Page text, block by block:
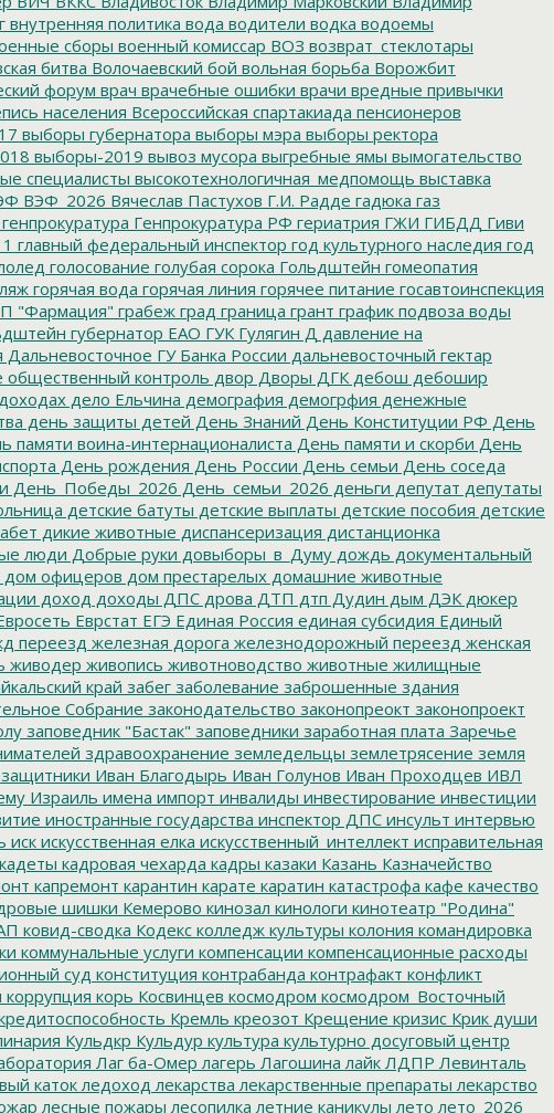
внутренняя политика вода водители водка водоемы
сборы военный комиссар ВОЗ возврат_стеклотары
битва Волочаевский бой вольная борьба Ворожбит
форум врач врачебные ошибки врачи вредные привычки
населения Всероссийская спартакиада пенсионеров
выборы губернатора выборы мэра выборы ректора
выборы-2019 вывоз мусора выгребные ямы вымогательство
специалисты высокотехнологичная_медпомощь выставка
ВЭФ_2026 Вячеслав Пастухов Г.И. Радде гадюка газ
генпрокуратура Генпрокуратура РФ гериатрия ГЖИ ГИБДД Гиви
главный федеральный инспектор год культурного наследия год
голосование голубая сорока Гольдштейн гомеопатия
горячая вода горячая линия горячее питание госавтоинспекция
"Фармация" грабеж град граница грант график подвоза воды
губернатор ЕАО ГУК Гулягин Д давление на
Дальневосточное ГУ Банка России дальневосточный гектар
контроль двор Дворы ДГК дебош дебошир
дело Ельчина демография демогрфия денежные
день защиты детей День Знаний День Конституции РФ День
памяти воина-интернационалиста День памяти и скорби День
День рождения День России День семьи День соседа
День_Победы_2026 День_семьи_2026 деньги депутат депутаты
детские батуты детские выплаты детские пособия детские
дикие животные диспансеризация дистанционка
люди Добрые руки довыборы_в_Думу дождь документальный
дом офицеров дом престарелых домашние животные
доход доходы ДПС дрова ДТП дтп Дудин дым ДЭК дюкер
Еврстат ЕГЭ Единая Россия единая субсидия Единый
переезд железная дорога железнодорожный переезд женская
живодер живопись животноводство животные жилищные
край забег заболевание заброшенные здания
Собрание законодательство законопреокт законопроект
заповедник "Бастак" заповедники заработная плата Заречье
здравоохранение земледельцы землетрясение земля
Иван Благодырь Иван Голунов Иван Проходцев ИВЛ
Израиль имена импорт инвалиды инвестирование инвестиции
иностранные государства инспектор ДПС инсульт интервью
иск искусственная елка искусственный_интеллект исправительная
кадеты кадровая чехарда кадры казаки Казань Казначейство
капремонт карантин карате каратин катастрофа кафе качество
шишки Кемерово кинозал кинологи кинотеатр "Родина"
ковид-сводка Кодекс колледж культуры колония командировка
коммунальные услуги компенсации компенсационные расходы
суд конституция контрабанда контрафакт конфликт
коррупция корь Косвинцев космодром космодром_Восточный
Кремль креозот Крещение кризис Крик души
Кульдкр Кульдур культура культурно досуговый центр
Лаг ба-Омер лагерь Лагошина лайк ЛДПР Левинталь
каток ледоход лекарства лекарственные препараты лекарство
лесные пожары лесопилка летние каникулы лето лето_2026